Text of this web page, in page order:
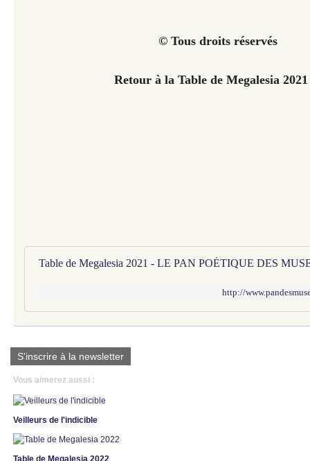
© Tous droits réservés
Retour à la Table de Megalesia
Table de Megalesia 2021 - LE PAN POÉTIQUE DES
http://
S'inscrire à la newsletter
Vous aimerez aussi :
Veilleurs de l'indicible
Table de Megalesia 2022